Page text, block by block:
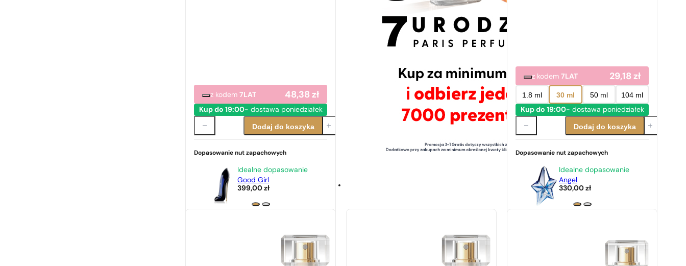
z kodem 7LAT 48,38 zł
Kup do 19:00- dostawa poniedziałek
Dodaj do koszyka
Dopasowanie nut zapachowych
Idealne dopasowanie
Good Girl
399,00 zł
z kodem 7LAT 29,18 zł
1.8 ml 30 ml 50 ml 104 ml
Kup do 19:00- dostawa poniedziałek
Dodaj do koszyka
Dopasowanie nut zapachowych
Idealne dopasowanie
Angel
330,00 zł